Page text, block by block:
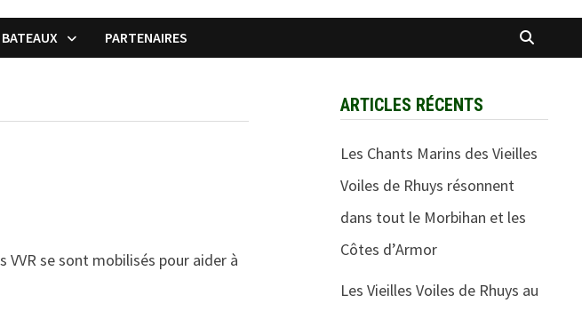
PARTENAIRES
se sont mobilisés pour aider à
ARTICLES RÉCENTS
Les Chants Marins des Vieilles
Voiles de Rhuys résonnent
dans tout le Morbihan et les
Côtes d’Armor
Les Vieilles Voiles de Rhuys au